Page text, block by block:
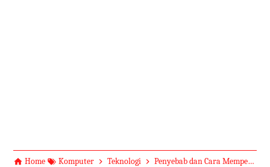
Home Komputer Teknologi Penyebab dan Cara Memperbaiki Touchpad Laptop Yang Rusak Tidak Berfungsi